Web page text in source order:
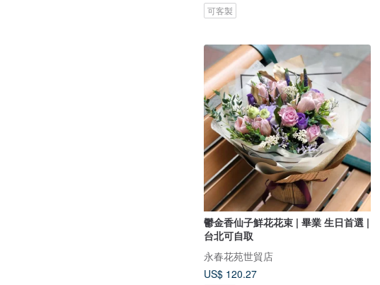
可客製
鬱金香仙子鮮花花束 | 畢業 生日首選 |
台北可自取
永春花苑世貿店
US$ 120.27